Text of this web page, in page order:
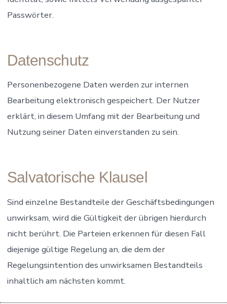
Passwörter.
Datenschutz
Personenbezogene Daten werden zur internen
Bearbeitung elektronisch gespeichert. Der Nutzer
erklärt, in diesem Umfang mit der Bearbeitung und
Nutzung seiner Daten einverstanden zu sein.
Salvatorische Klausel
Sind einzelne Bestandteile der Geschäftsbedingungen
unwirksam, wird die Gültigkeit der übrigen hierdurch
nicht berührt. Die Parteien erkennen für diesen Fall
diejenige gültige Regelung an, die dem der
Regelungsintention des unwirksamen Bestandteils
inhaltlich am nächsten kommt.